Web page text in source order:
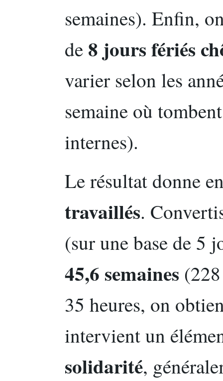
semaines). Enfin,
de 8 jours fériés
varier selon les
semaine où
internes).
Le résultat donne
travaillés.
(sur une base de 5
45,6 semaines
35 heures, on
intervient un
solidarité,